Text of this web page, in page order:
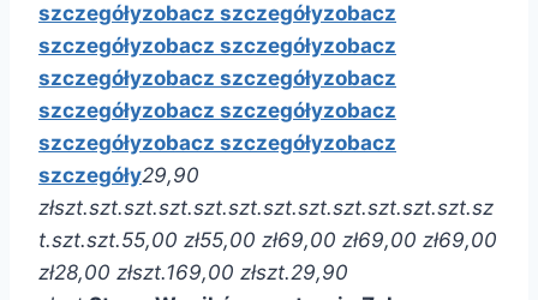
szczegółyzobacz szczegółyzobacz
szczegółyzobacz szczegółyzobacz
szczegółyzobacz szczegółyzobacz
szczegółyzobacz szczegółyzobacz
szczegółyzobacz szczegółyzobacz
szczegóły29,90
złszt.szt.szt.szt.szt.szt.szt.szt.szt.szt.szt.szt.sz
t.szt.szt.55,00 zł55,00 zł69,00 zł69,00 zł69,00
zł28,00 złszt.169,00 złszt.29,90